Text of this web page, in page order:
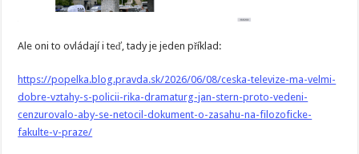
Ale oni to ovládají i teď, tady je jeden příklad:
https://popelka.blog.pravda.sk/2026/06/08/ceska-televize-ma-velmi-
dobre-vztahy-s-policii-rika-dramaturg-jan-stern-proto-vedeni-
cenzurovalo-aby-se-netocil-dokument-o-zasahu-na-filozoficke-
fakulte-v-praze/